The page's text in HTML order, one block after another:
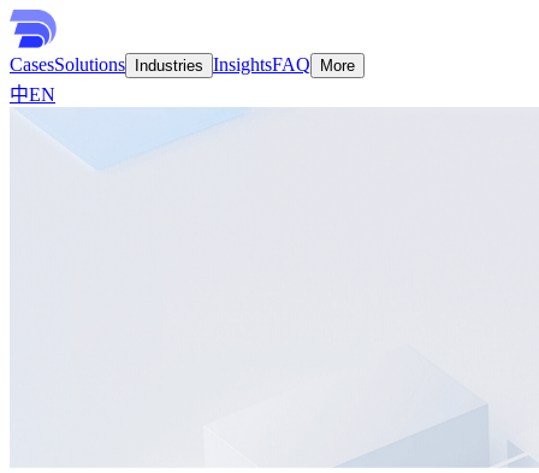
CasesSolutions Industries InsightsFAQ More
中EN